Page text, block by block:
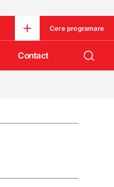
Cere programare
Contact